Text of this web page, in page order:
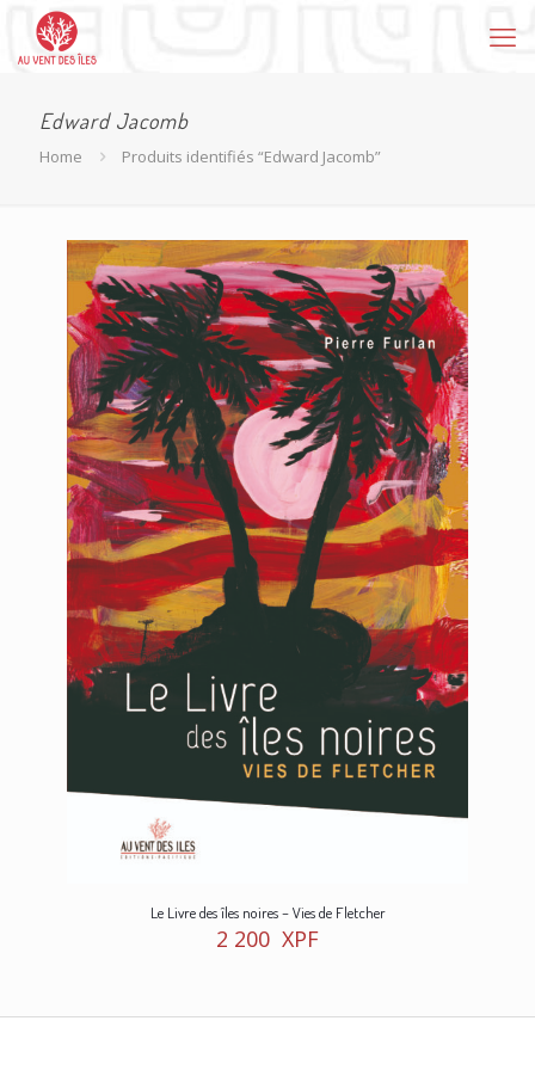
Edward Jacomb
Home Produits identifiés “Edward Jacomb”
Le Livre des îles noires – Vies de Fletcher
2 200 XPF